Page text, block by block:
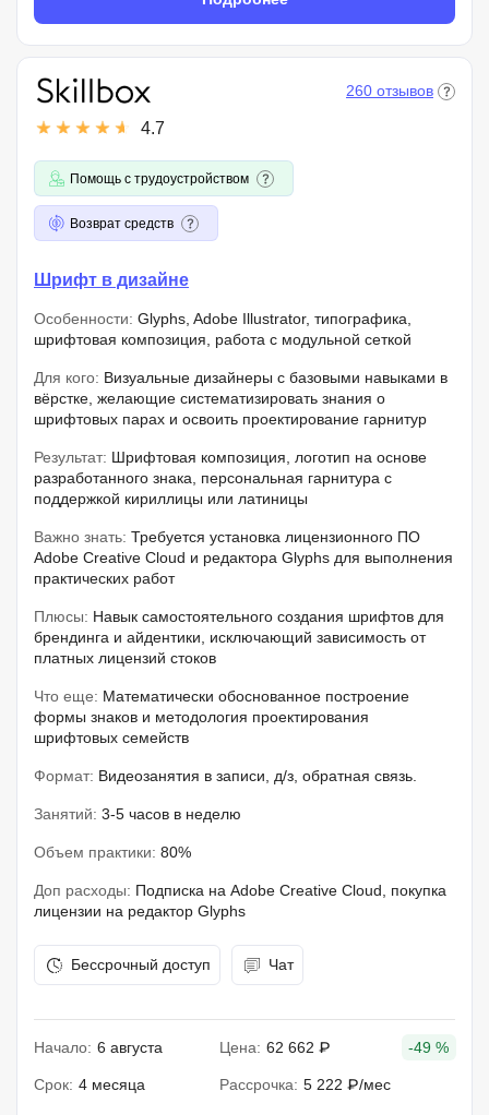
4.7
260 отзывов
Помощь с трудоустройством
Возврат средств
Шрифт в дизайне
Особенности: Glyphs, Adobe Illustrator, типографика,
шрифтовая композиция, работа с модульной сеткой
Для кого: Визуальные дизайнеры с базовыми навыками в
вёрстке, желающие систематизировать знания о
шрифтовых парах и освоить проектирование гарнитур
Результат: Шрифтовая композиция, логотип на основе
разработанного знака, персональная гарнитура с
поддержкой кириллицы или латиницы
Важно знать: Требуется установка лицензионного ПО
Adobe Creative Cloud и редактора Glyphs для выполнения
практических работ
Плюсы: Навык самостоятельного создания шрифтов для
брендинга и айдентики, исключающий зависимость от
платных лицензий стоков
Что еще: Математически обоснованное построение
формы знаков и методология проектирования
шрифтовых семейств
Формат: Видеозанятия в записи, д/з, обратная связь.
Занятий: 3-5 часов в неделю
Объем практики: 80%
Доп расходы: Подписка на Adobe Creative Cloud, покупка
лицензии на редактор Glyphs
Бессрочный доступ Чат
Начало: 6 августа Цена: 62 662 ₽ -49 %
Срок: 4 месяца Рассрочка: 5 222 ₽/мес